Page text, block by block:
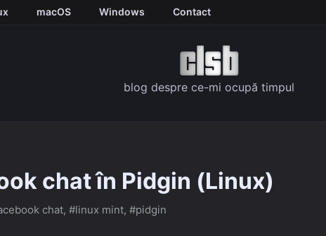
macOS Windows Contact
blog despre ce-mi ocupă timpul
chat în Pidgin (Linux)
chat, #linux mint, #pidgin